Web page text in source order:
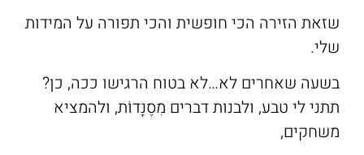
שזאת הזירה הכי חופשית והכי תפורה על המידות
שלי.
בשעה שאחרים לא…לא בטוח הרגישו ככה, כן?
תתני לי טבע, ולבנות דברים מִסֶנָדוֹת, ולהמציא
משחקים,